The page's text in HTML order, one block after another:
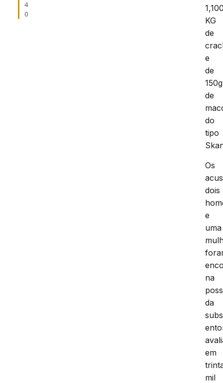
4
0
KG
de
e
de
150g
de
do
tipo
Os
dois
e
uma
na
da
em
mil